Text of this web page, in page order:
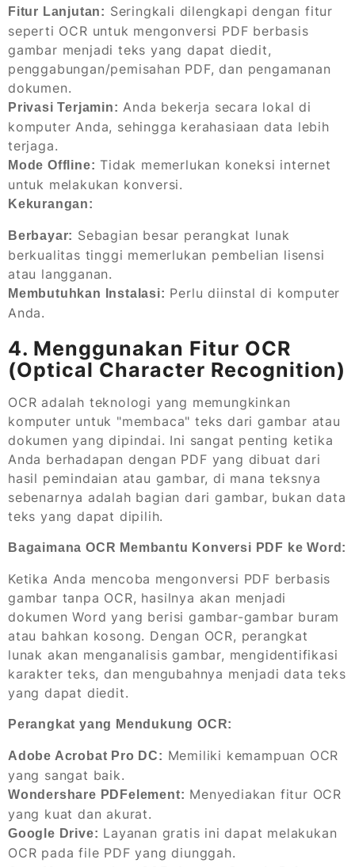
Fitur Lanjutan: Seringkali dilengkapi dengan fitur
seperti OCR untuk mengonversi PDF berbasis
gambar menjadi teks yang dapat diedit,
penggabungan/pemisahan PDF, dan pengamanan
dokumen.
Privasi Terjamin: Anda bekerja secara lokal di
komputer Anda, sehingga kerahasiaan data lebih
terjaga.
Mode Offline: Tidak memerlukan koneksi internet
untuk melakukan konversi.
Kekurangan:
Berbayar: Sebagian besar perangkat lunak
berkualitas tinggi memerlukan pembelian lisensi
atau langganan.
Membutuhkan Instalasi: Perlu diinstal di komputer
Anda.
4. Menggunakan Fitur OCR
(Optical Character Recognition)
OCR adalah teknologi yang memungkinkan
komputer untuk "membaca" teks dari gambar atau
dokumen yang dipindai. Ini sangat penting ketika
Anda berhadapan dengan PDF yang dibuat dari
hasil pemindaian atau gambar, di mana teksnya
sebenarnya adalah bagian dari gambar, bukan data
teks yang dapat dipilih.
Bagaimana OCR Membantu Konversi PDF ke Word:
Ketika Anda mencoba mengonversi PDF berbasis
gambar tanpa OCR, hasilnya akan menjadi
dokumen Word yang berisi gambar-gambar buram
atau bahkan kosong. Dengan OCR, perangkat
lunak akan menganalisis gambar, mengidentifikasi
karakter teks, dan mengubahnya menjadi data teks
yang dapat diedit.
Perangkat yang Mendukung OCR:
Adobe Acrobat Pro DC: Memiliki kemampuan OCR
yang sangat baik.
Wondershare PDFelement: Menyediakan fitur OCR
yang kuat dan akurat.
Google Drive: Layanan gratis ini dapat melakukan
OCR pada file PDF yang diunggah.